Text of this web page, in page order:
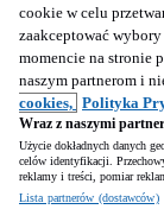
cookie w celu
zaakceptować
momencie na stronie
naszym partnerom i
cookies, Polityka
Wraz z naszymi
Użycie dokładnych danych
celów identyfikacji.
reklamy i treści, pomiar
Lista partnerów (dostawców)